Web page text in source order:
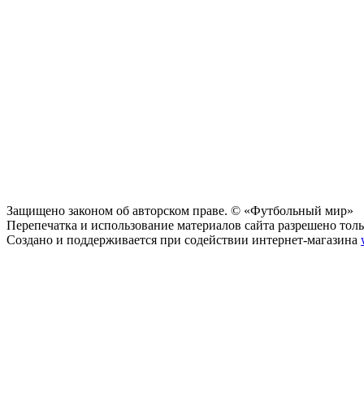
Защищено законом об авторском праве. © «Футбольный мир»
Перепечатка и использование материалов сайта разрешено
Создано и поддерживается при содействии интернет-магазина